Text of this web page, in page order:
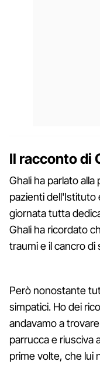
Il racconto di
Ghali ha parlato
pazienti dell'Istituto
giornata tutta
Ghali ha ricordato
traumi e il cancro di
Però nonostante
simpatici. Ho dei
andavamo a
parrucca e riusciva
prime volte, che lui